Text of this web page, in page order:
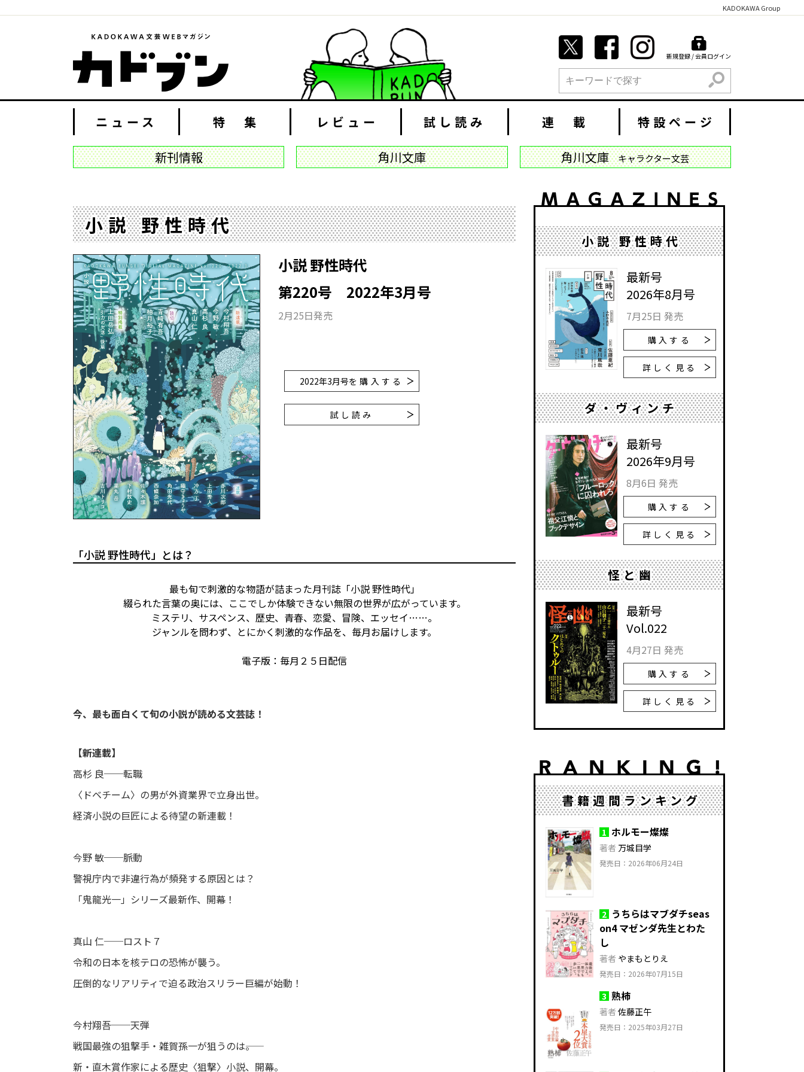
KADOKAWA Group
新規登録 / 会員ログイン
検索
ニュース 特 集 レビュー 試し読み 連 載 特設ページ
新刊情報 角川文庫 角川文庫 キャラクター文芸
小説 野性時代
小説 野性時代
第220号 2022年3月号
2月25日発売
2022年3月号を購入する
試し読み
「小説 野性時代」とは？
最も旬で刺激的な物語が詰まった月刊誌「小説 野性時代」
綴られた言葉の奥には、ここでしか体験できない無限の世界が広がっています。
ミステリ、サスペンス、歴史、青春、恋愛、冒険、エッセイ……。
ジャンルを問わず、とにかく刺激的な作品を、毎月お届けします。
電子版：毎月２５日配信
今、最も面白くて旬の小説が読める文芸誌！
【新連載】
高杉 良──転職
〈ドベチーム〉の男が外資業界で立身出世。
経済小説の巨匠による待望の新連載！
今野 敏──脈動
警視庁内で非違行為が頻発する原因とは？
「鬼龍光一」シリーズ最新作、開幕！
真山 仁──ロスト７
令和の日本を核テロの恐怖が襲う。
圧倒的なリアリティで迫る政治スリラー巨編が始動！
今村翔吾──天弾
戦国最強の狙撃手・雑賀孫一が狙うのは――。
新・直木賞作家による歴史〈狙撃〉小説、開幕。
小説 野性時代
最新号
2026年8月号
7月25日 発売
購入する
詳しく見る
ダ・ヴィンチ
最新号
2026年9月号
8月6日 発売
購入する
詳しく見る
怪と幽
最新号
Vol.022
4月27日 発売
購入する
詳しく見る
書籍週間ランキング
1 ホルモー燦燦
著者 万城目学
発売日：2026年06月24日
2 うちらはマブダチseas
on4 マゼンダ先生とわた
し
著者 やまもとりえ
発売日：2026年07月15日
3 熟柿
著者 佐藤正午
発売日：2025年03月27日